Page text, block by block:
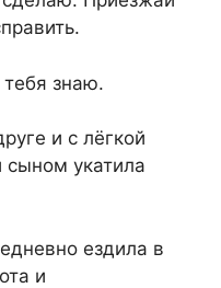
знаю.
и с лёгкой
укатила
ездила в
и